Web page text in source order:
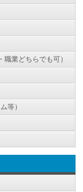
業どちらでも可）
等）